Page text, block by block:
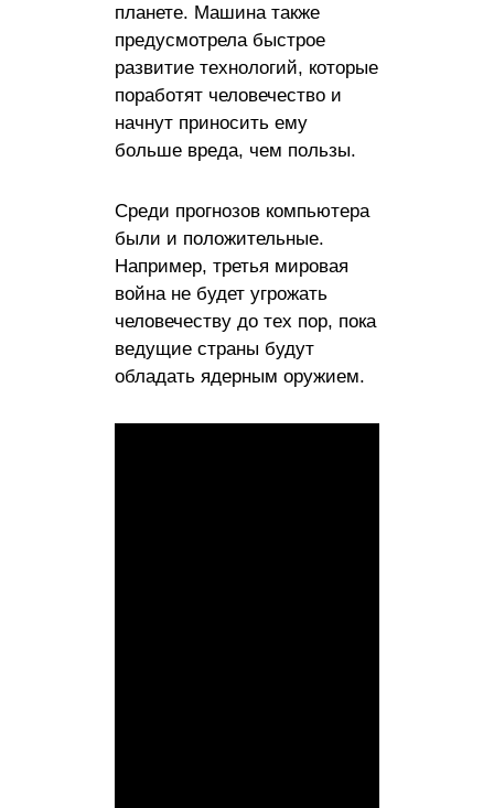
планете. Машина также
предусмотрела быстрое
развитие технологий, которые
поработят человечество и
начнут приносить ему
больше вреда, чем пользы.
Среди прогнозов компьютера
были и положительные.
Например, третья мировая
война не будет угрожать
человечеству до тех пор, пока
ведущие страны будут
обладать ядерным оружием.